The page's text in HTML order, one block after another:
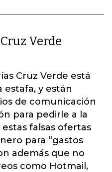
Verde
Cruz Verde está
estafa, y están
de comunicación
para pedirle a la
falsas ofertas
para “gastos
además que no
como Hotmail,